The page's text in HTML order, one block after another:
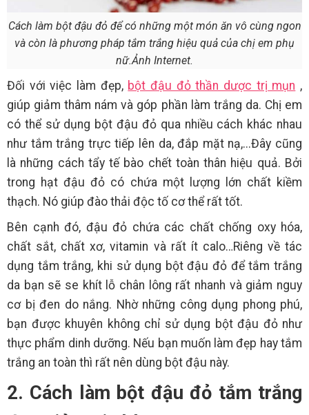
Cách làm bột đậu đỏ để có những một món ăn vô cùng ngon
và còn là phương pháp tắm trắng hiệu quả của chị em phụ
nữ.Ảnh Internet.
Đối với việc làm đẹp, bột đậu đỏ thần dược trị mụn ,
giúp giảm thâm nám và góp phần làm trắng da. Chị em
có thể sử dụng bột đậu đỏ qua nhiều cách khác nhau
như tắm trắng trực tiếp lên da, đắp mặt nạ,...Đây cũng
là những cách tẩy tế bào chết toàn thân hiệu quả. Bởi
trong hạt đậu đỏ có chứa một lượng lớn chất kiềm
thạch. Nó giúp đào thải độc tố cơ thể rất tốt.
Bên cạnh đó, đậu đỏ chứa các chất chống oxy hóa,
chất sắt, chất xơ, vitamin và rất ít calo…Riêng về tác
dụng tắm trắng, khi sử dụng bột đậu đỏ để tắm trắng
da bạn sẽ se khít lỗ chân lông rất nhanh và giảm nguy
cơ bị đen do nắng. Nhờ những công dụng phong phú,
bạn được khuyên không chỉ sử dụng bột đậu đỏ như
thực phẩm dinh dưỡng. Nếu bạn muốn làm đẹp hay tắm
trắng an toàn thì rất nên dùng bột đậu này.
2. Cách làm bột đậu đỏ tắm trắng